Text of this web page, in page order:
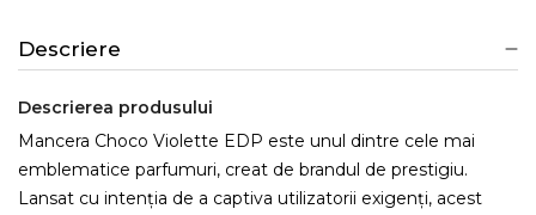
Descriere
Descrierea produsului
Mancera Choco Violette EDP este unul dintre cele mai
emblematice parfumuri, creat de brandul de prestigiu.
Lansat cu intenția de a captiva utilizatorii exigenți, acest